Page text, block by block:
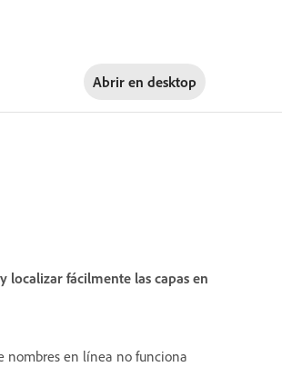
Abrir en desktop
fácilmente las capas en
nombres en línea no funciona